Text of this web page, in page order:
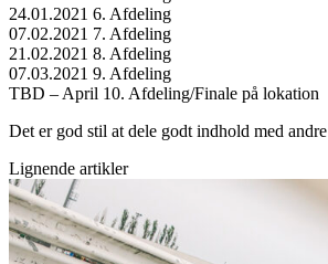
24.01.2021 6. Afdeling
07.02.2021 7. Afdeling
21.02.2021 8. Afdeling
07.03.2021 9. Afdeling
TBD – April 10. Afdeling/Finale på lokation
Det er god stil at dele godt indhold med andre
Lignende artikler